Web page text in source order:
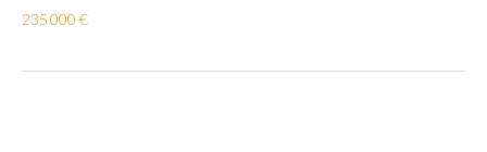
235 000 €